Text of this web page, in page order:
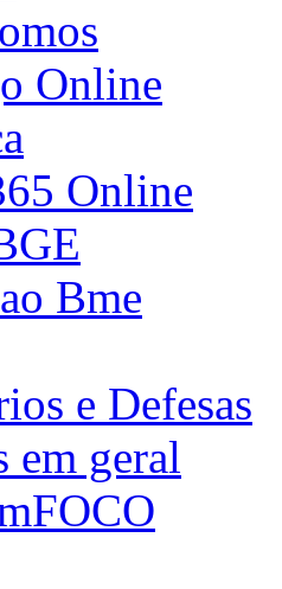
Online
Online
Bme
e Defesas
em geral